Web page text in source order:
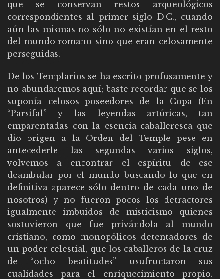
que se conservan restos arqueológicos
correspondientes al primer siglo D.C., cuando
aún las mismas no sólo no existían en el resto
del mundo romano sino que eran celosamente
perseguidas.
De los Templarios se ha escrito profusamente y
no abundaremos aquí; baste recordar que se los
suponía celosos poseedores de la Copa (En
“Parsifal” y las leyendas artúricas, tan
emparentadas con la esencia caballeresca que
dio origen a la Orden del Temple pese en
antecederle las segundas varios siglos,
volvemos a encontrar el espíritu de ese
deambular por el mundo buscando lo que en
definitiva aparece sólo dentro de cada uno de
nosotros) y no fueron pocos los detractores
igualmente imbuidos de misticismo quienes
sostuvieron que fue privándola al mundo
cristiano, como monopólicos detentadores de
un poder celestial, que los caballeros de la cruz
de “ocho beatitudes” usufructaron sus
cualidades para el enriquecimiento propio.